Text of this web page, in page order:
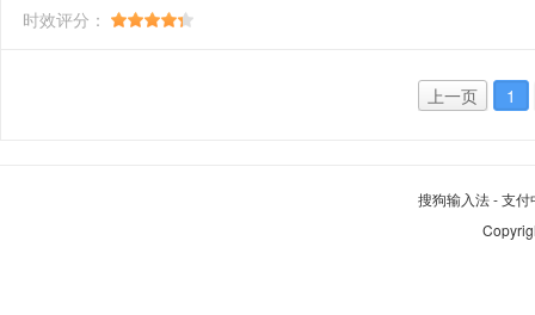
时效评分：
上一页 1
搜狗输入法-支付